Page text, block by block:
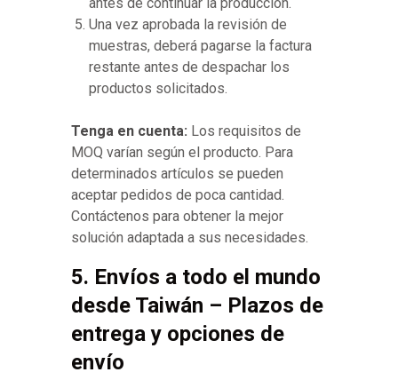
Una vez aprobada la revisión de
muestras, deberá pagarse la factura
restante antes de despachar los
productos solicitados.
Tenga en cuenta: Los requisitos de
MOQ varían según el producto. Para
determinados artículos se pueden
aceptar pedidos de poca cantidad.
Contáctenos para obtener la mejor
solución adaptada a sus necesidades.
5. Envíos a todo el mundo
desde Taiwán – Plazos de
entrega y opciones de
envío